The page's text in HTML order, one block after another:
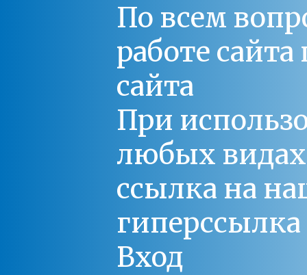
По всем
работе
сайта
При
любых
ссылка на
Вход